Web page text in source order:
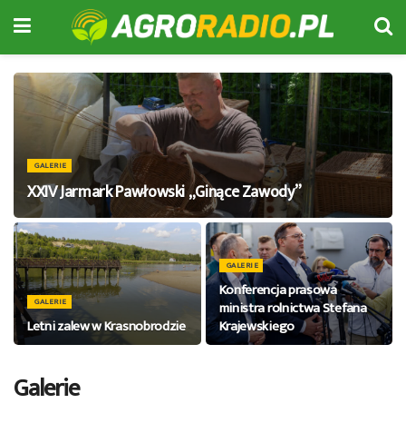
GALERIE
XXIV Jarmark Pawłowski „Ginące Zawody”
GALERIE
Letni zalew w Krasnobrodzie
GALERIE
Konferencja prasowa
ministra rolnictwa Stefana
Krajewskiego
Galerie